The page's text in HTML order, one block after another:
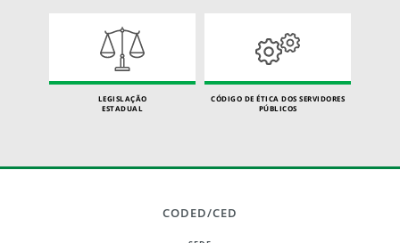
LEGISLAÇÃO
ESTADUAL
CÓDIGO DE ÉTICA DOS SERVIDORES
PÚBLICOS
CODED/CED